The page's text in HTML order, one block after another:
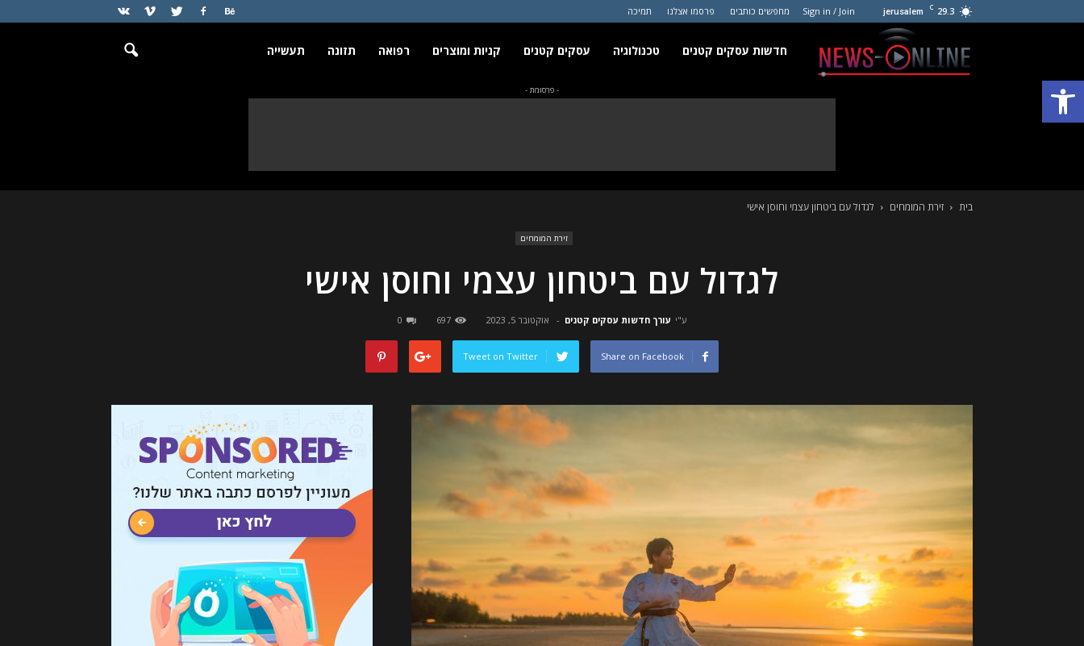
פתח סרגל נגישות
29.3
C
jerusalem
Sign in / Join מחפשים כותבים פרסמו אצלנו תמיכה
חדשות
חדשות עסקים קטנים טכנולוגיה עסקים קטנים קניות ומוצרים רפואה תזונה תעשייה
- פרסומת -
בית זירת המומחים לגדול עם ביטחון עצמי וחוסן אישי
זירת המומחים
לגדול עם ביטחון עצמי וחוסן אישי
ע"י עורך חדשות עסקים קטנים - אוקטובר 5, 2023 697
0
Share on Facebook
Tweet on Twitter